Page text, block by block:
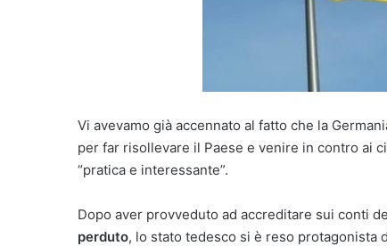
Vi avevamo già accennato al fatto che la
per far risollevare il Paese e venire in contro ai
“pratica e interessante”.
Dopo aver provveduto ad accreditare sui conti
perduto, lo stato tedesco si è reso protagonista